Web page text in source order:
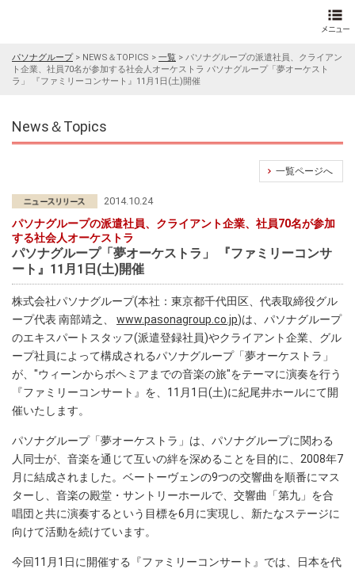
パソナグループ> NEWS＆TOPICS > 一覧 > パソナグループの派遣社員、クライアン
ト企業、社員70名が参加する社会人オーケストラ パソナグループ「夢オーケスト
ラ」 『ファミリーコンサート』11月1日(土)開催
News＆Topics
一覧ページへ
2014.10.24
パソナグループの派遣社員、クライアント企業、社員70名が参加
する社会人オーケストラ
パソナグループ「夢オーケストラ」 『ファミリーコンサ
ート』11月1日(土)開催
株式会社パソナグループ(本社：東京都千代田区、代表取締役グル
ープ代表 南部靖之、 www.pasonagroup.co.jp)は、パソナグループ
のエキスパートスタッフ(派遣登録社員)やクライアント企業、グル
ープ社員によって構成されるパソナグループ「夢オーケストラ」
が、"ウィーンからボヘミアまでの音楽の旅"をテーマに演奏を行う
『ファミリーコンサート』を、11月1日(土)に紀尾井ホールにて開
催いたします。
パソナグループ「夢オーケストラ」は、パソナグループに関わる
人同士が、音楽を通じて互いの絆を深めることを目的に、2008年7
月に結成されました。ベートーヴェンの9つの交響曲を順番にマス
ターし、音楽の殿堂・サントリーホールで、交響曲「第九」を合
唱団と共に演奏するという目標を6月に実現し、新たなステージに
向けて活動を続けています。
今回11月1日に開催する『ファミリーコンサート』では、日本を代